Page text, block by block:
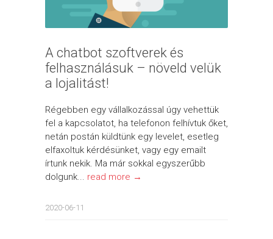
A chatbot szoftverek és
felhasználásuk – növeld velük
a lojalitást!
Régebben egy vállalkozással úgy vehettük
fel a kapcsolatot, ha telefonon felhívtuk őket,
netán postán küldtünk egy levelet, esetleg
elfaxoltuk kérdésünket, vagy egy emailt
írtunk nekik. Ma már sokkal egyszerűbb
dolgunk... read more →
2020-06-11